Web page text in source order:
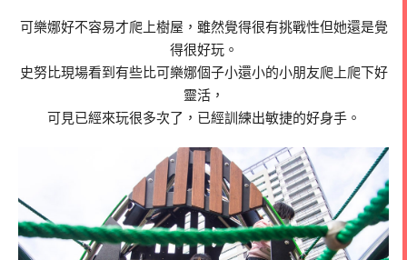
可樂娜好不容易才爬上樹屋，雖然覺得很有挑戰性但她還是覺
得很好玩。
史努比現場看到有些比可樂娜個子小還小的小朋友爬上爬下好
靈活，
可見已經來玩很多次了，已經訓練出敏捷的好身手。